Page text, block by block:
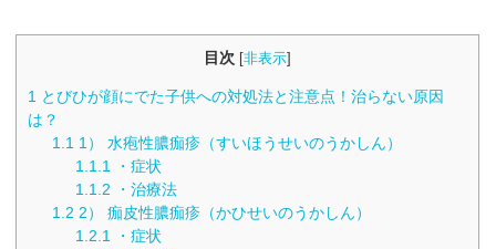
目次 [非表示]
1 とびひが顔にでた子供への対処法と注意点！治らない原因
は？
1.1 1） 水疱性膿痂疹（すいほうせいのうかしん）
1.1.1
・症状
1.1.2 ・治療法
1.2 2） 痂皮性膿痂疹（かひせいのうかしん）
1.2.1
・症状